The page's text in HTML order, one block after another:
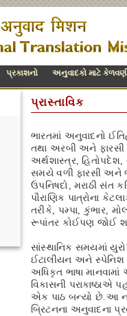
પ્રકાશનો અનુવાદકો માટે
પ્રાસ્તાવિક
ભારતમાં અનુવાદનો
તથા અરબી અને ફારસી
અર્થશાસ્ત્ર,
સમયે વળી ફારસી અને
ઉપનિષદો, મરાઠી સંત
પૌરાણિક પાત્રોના
તરીકે, પમ્પા, કુંભાર,
રૂપાંતર કોઈપણ જોઈ
સાંસ્થાનિક સમયમાં
ઈટાલીયન અને સ્પેનિશ
અધિકૃત ભાષા
વિકાસની પરાકાષ્ઠાએ
એક પાઠ બન્યો છે.આ ના
બ્રિટનના અનુવાદના